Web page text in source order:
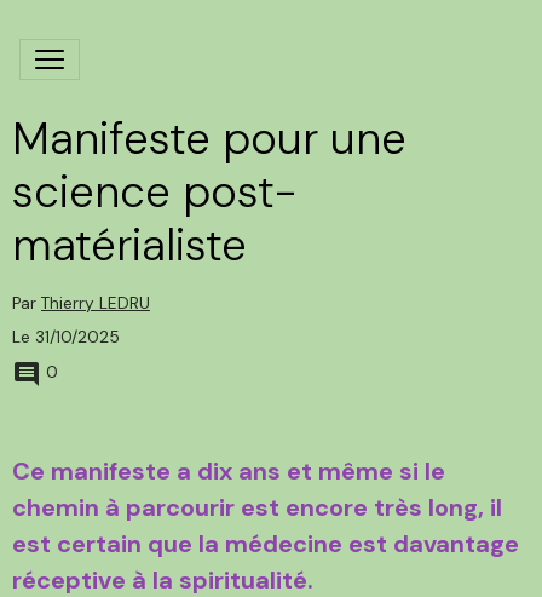
Manifeste pour une
science post-
matérialiste
Par Thierry LEDRU
Le 31/10/2025
0
Ce manifeste a dix ans et même si le
chemin à parcourir est encore très long, il
est certain que la médecine est davantage
réceptive à la spiritualité.